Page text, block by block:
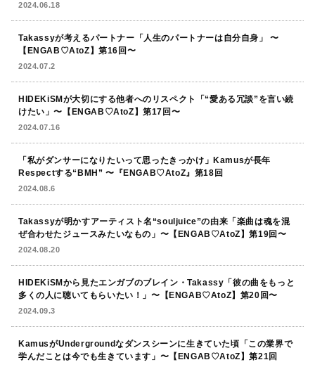
2024.06.18
Takassyが考えるパートナー「人生のパートナーは自分自身」 〜
【ENGAB♡AtoZ】第16回〜
2024.07.2
HIDEKiSMが大切にする他者へのリスペクト「“愛ある冗談”を言い続
けたい」〜【ENGAB♡AtoZ】第17回〜
2024.07.16
「私がダンサーになりたいって思ったきっかけ」Kamusが長年
Respectする“BMH” 〜『ENGAB♡AtoZ』第18回
2024.08.6
Takassyが明かすアーティスト名“souljuice”の由来「楽曲は魂を混
ぜ合わせたジュースみたいなもの」〜【ENGAB♡AtoZ】第19回〜
2024.08.20
HIDEKiSMから見たエンガブのブレイン・Takassy「彼の曲をもっと
多くの人に聴いてもらいたい！」〜【ENGAB♡AtoZ】第20回〜
2024.09.3
KamusがUndergroundなダンスシーンに生きていた頃「この業界で
学んだことは今でも生きています」〜【ENGAB♡AtoZ】第21回